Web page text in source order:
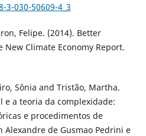
030-50609-4_3
Felipe. (2014). Better
Climate Economy Report.
Sônia and Tristão, Martha.
e a teoria da complexidade:
e procedimentos de
de Gusmao Pedrini e